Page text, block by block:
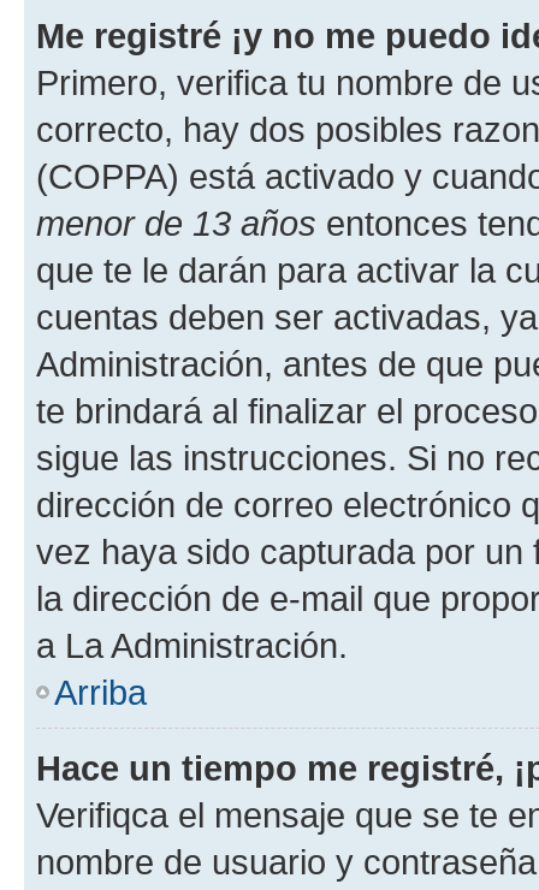
Me registré ¡y no me puedo
Primero, verifica tu nombre de
correcto, hay dos posibles
(COPPA) está activado y
menor de 13 años entonces
que te le darán para activar la
cuentas deben ser activadas,
Administración, antes de que
te brindará al finalizar el
sigue las instrucciones. Si no
dirección de correo electrónico
vez haya sido capturada por
la dirección de e-mail que
a La Administración.
Arriba
Hace un tiempo me registré,
Verifiqca el mensaje que se te
nombre de usuario y